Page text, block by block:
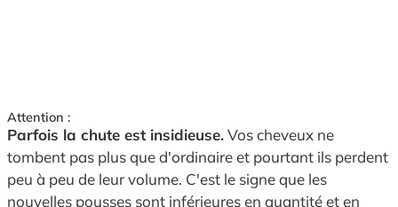
Attention :
Parfois la chute est insidieuse.Vos cheveux ne
tombent pas plus que d'ordinaire et pourtant ils perdent
peu à peu de leur volume. C'est le signe que les
nouvelles pousses sont inférieures en quantité et en